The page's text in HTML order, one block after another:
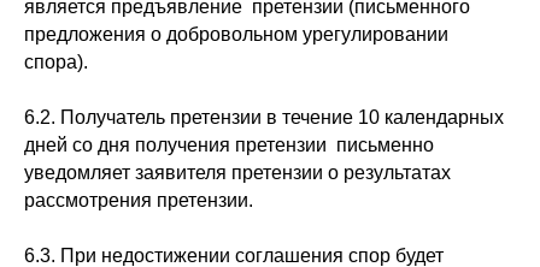
является предъявление претензии (письменного
предложения о добровольном урегулировании
спора).
6.2. Получатель претензии в течение 10 календарных
дней со дня получения претензии письменно
уведомляет заявителя претензии о результатах
рассмотрения претензии.
6.3. При недостижении соглашения спор будет